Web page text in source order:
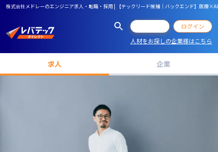
株式会社メドレーのエンジニア求人・転職・採用 | 【テックリード候補｜バックエンド】医療
ログイン
人材をお探しの企業様はこちら
求人 企業